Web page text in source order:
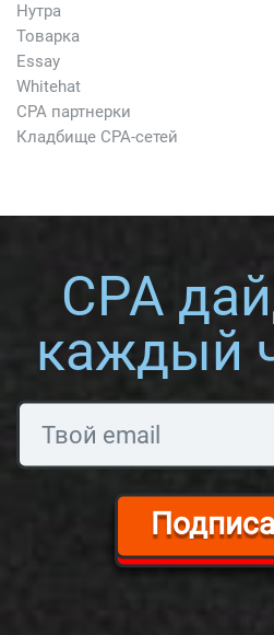
Нутра
Товарка
Essay
Whitehat
CPA партнерки
Кладбище CPA-сетей
CPA
каждый